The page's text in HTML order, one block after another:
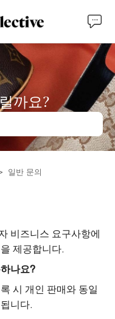
까요?
일반 문의
비즈니스 요구사항에
제공합니다.
나요?
시 개인 판매와 동일
니다.